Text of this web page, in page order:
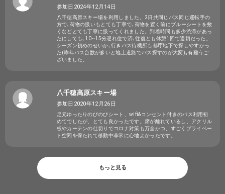
参加日2024年12月14日
八千穂高原スキー場を利用しました。2日共同じバス同じ運転手の
方で､荷物の扱いもとても丁寧で､荷物を置く前にブルーシートを敷
くなどとても丁寧に扱ってくれました。到着時間も多少渋滞があっ
たにしても､10~15分遅れ位で済､往復とも休憩1回で適切だった。
シーズン初めのせいか､行きバス待機所も都庁地下で探しやすかっ
た(昨年バス台数が多いと地上道路でバス探すのが大変)｡有難うご
ざいました。
八千穂高原スキー場
参加日2020年12月26日
足元ゆったりのびのびシート、wifi&コンセント付きのバス利用初
めてでしたが、とても良かったです。席が離れているし、アクリル
板やカーテンの仕切りでコロナ対策も万全かつ、すごくプライベー
ト空間を保たれて移動中非常に心地よかったです。
もっと見る